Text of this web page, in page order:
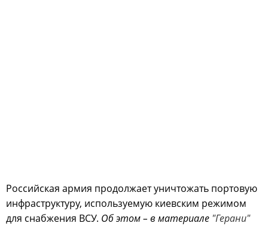
Российская армия продолжает уничтожать портовую
инфраструктуру, используемую киевским режимом
для снабжения ВСУ. Об этом – в материале "Герани"